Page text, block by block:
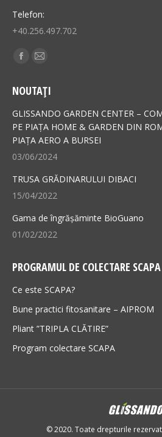
Telefon:
+40.256.497.702
Find us on:
Facebook
opens
in
new
window
Mail
opens
in
new
window
NOUTAȚI
GLISSANDO GARDEN CENTER –
PE PIAȚA HOME & GARDEN DIN
PIAȚA AERO A BURSEI
03/06/2024
TRUSA GRĂDINARULUI DIBACI
15/04/2022
Gama de îngrășăminte BioGuano
01/02/2022
PROGRAMUL DE COLECTARE SCAPA
Ce este SCAPA?
Bune practici fitosanitare – AIPROM
Pliant ”TRIPLA CLĂTIRE”
Program colectare SCAPA
© 2020. Toate drepturile rezervate